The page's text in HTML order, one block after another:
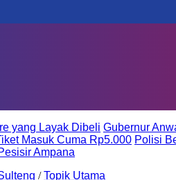
yang Layak Dibeli Gubernur
Masuk Cuma Rp5.000 Polisi
Ampana
/Topik Utama